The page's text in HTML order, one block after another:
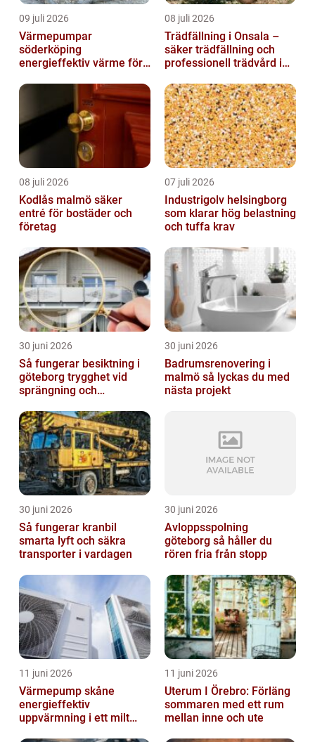
09 juli 2026
Värmepumpar
söderköping
energieffektiv värme för
08 juli 2026
Trädfällning i Onsala –
säker trädfällning och
professionell trädvård i
08 juli 2026
Kodlås malmö säker
entré för bostäder och
företag
07 juli 2026
Industrigolv helsingborg
som klarar hög belastning
och tuffa krav
30 juni 2026
Så fungerar besiktning i
göteborg trygghet vid
sprängning och
30 juni 2026
Badrumsrenovering i
malmö så lyckas du med
nästa projekt
30 juni 2026
Så fungerar kranbil
smarta lyft och säkra
transporter i vardagen
30 juni 2026
Avloppsspolning
göteborg så håller du
rören fria från stopp
11 juni 2026
Värmepump skåne
energieffektiv
uppvärmning i ett milt
11 juni 2026
Uterum I Örebro: Förläng
sommaren med ett rum
mellan inne och ute